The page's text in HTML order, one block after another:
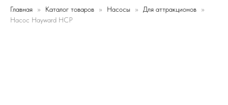
Главная Каталог товаров Насосы
Для аттракционов
Насос Hayward HCP